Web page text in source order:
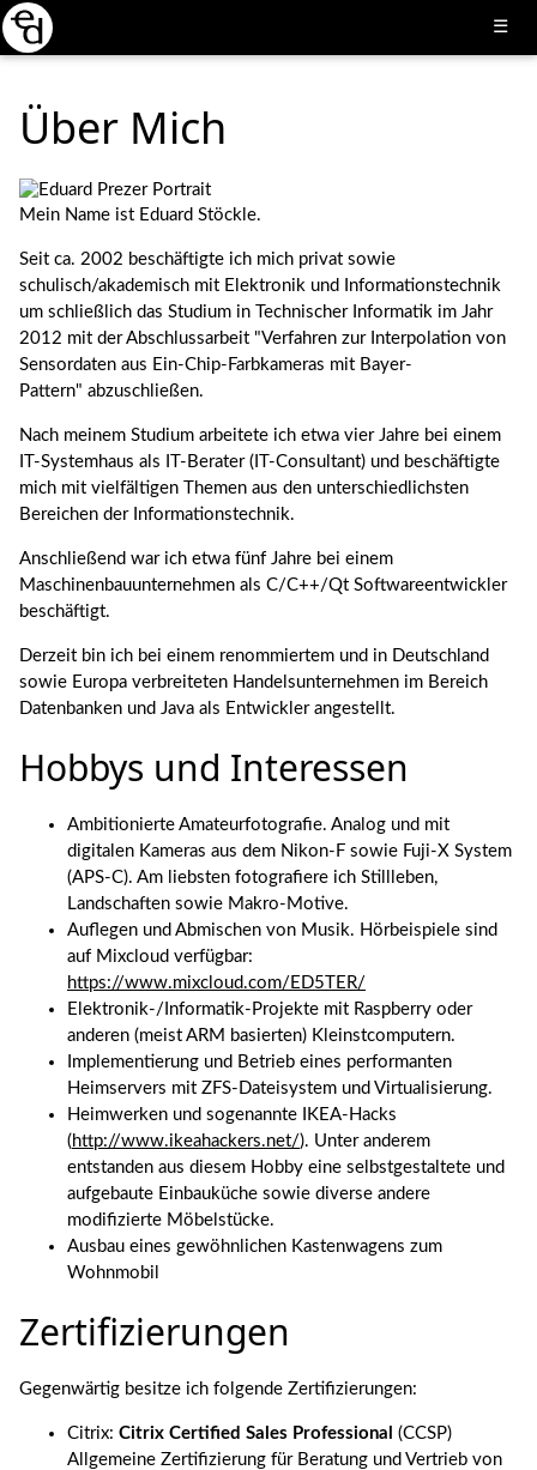
☰
Über Mich
Mein Name ist Eduard Stöckle.
Seit ca. 2002 beschäftigte ich mich privat sowie
schulisch/akademisch mit Elektronik und Informationstechnik
um schließlich das Studium in Technischer Informatik im Jahr
2012 mit der Abschlussarbeit "Verfahren zur Interpolation von
Sensordaten aus Ein-Chip-Farbkameras mit Bayer-
Pattern" abzuschließen.
Nach meinem Studium arbeitete ich etwa vier Jahre bei einem
IT-Systemhaus als IT-Berater (IT-Consultant) und beschäftigte
mich mit vielfältigen Themen aus den unterschiedlichsten
Bereichen der Informationstechnik.
Anschließend war ich etwa fünf Jahre bei einem
Maschinenbauunternehmen als C/C++/Qt Softwareentwickler
beschäftigt.
Derzeit bin ich bei einem renommiertem und in Deutschland
sowie Europa verbreiteten Handelsunternehmen im Bereich
Datenbanken und Java als Entwickler angestellt.
Hobbys und Interessen
Ambitionierte Amateurfotografie. Analog und mit
digitalen Kameras aus dem Nikon-F sowie Fuji-X System
(APS-C). Am liebsten fotografiere ich Stillleben,
Landschaften sowie Makro-Motive.
Auflegen und Abmischen von Musik. Hörbeispiele sind
auf Mixcloud verfügbar:
https://www.mixcloud.com/ED5TER/
Elektronik-/Informatik-Projekte mit Raspberry oder
anderen (meist ARM basierten) Kleinstcomputern.
Implementierung und Betrieb eines performanten
Heimservers mit ZFS-Dateisystem und Virtualisierung.
Heimwerken und sogenannte IKEA-Hacks
( http://www.ikeahackers.net/). Unter anderem
entstanden aus diesem Hobby eine selbstgestaltete und
aufgebaute Einbauküche sowie diverse andere
modifizierte Möbelstücke.
Ausbau eines gewöhnlichen Kastenwagens zum
Wohnmobil
Zertifizierungen
Gegenwärtig besitze ich folgende Zertifizierungen:
Citrix: Citrix Certified Sales Professional (CCSP)
Allgemeine Zertifizierung für Beratung und Vertrieb von